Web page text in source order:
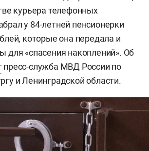
курьера телефонных
у 84-летней пенсионерки
которые она передала и
для «спасения накоплений». Об
пресс-служба МВД России по
и Ленинградской области.